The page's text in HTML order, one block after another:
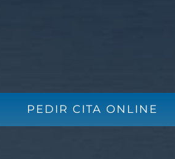
PEDIR CITA ONLINE